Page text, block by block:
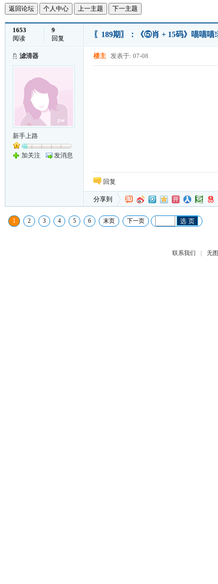
返回论坛 个人中心 上一主题 下一主题
1653
阅读
9
回复
〖189期〗：《⑤肖 + 15码》喵喵
滤清器
新手上路
加关注 发消息
楼主 发表于: 07-08
回复
分享到
1 2 3 4 5 6 末页 下一页 选 页
联系我们 | 无